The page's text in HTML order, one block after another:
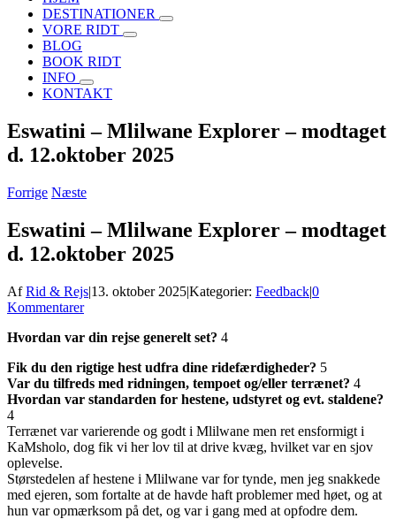
DESTINATIONER
VORE RIDT
BLOG
BOOK RIDT
INFO
KONTAKT
Eswatini – Mlilwane Explorer – modtaget
d. 12.oktober 2025
Forrige Næste
Eswatini – Mlilwane Explorer – modtaget
d. 12.oktober 2025
AfRid & Rejs|13. oktober 2025|Kategorier: Feedback|0
Kommentarer
Hvordan var din rejse generelt set? 4
Fik du den rigtige hest udfra dine ridefærdigheder? 5
Var du tilfreds med ridningen, tempoet og/eller terrænet? 4
Hvordan var standarden for hestene, udstyret og evt. staldene?
4
Terrænet var varierende og godt i Mlilwane men ret ensformigt i
KaMsholo, dog fik vi her lov til at drive kvæg, hvilket var en sjov
oplevelse.
Størstedelen af hestene i Mlilwane var for tynde, men jeg snakkede
med ejeren, som fortalte at de havde haft problemer med høet, og at
hun var opmærksom på det, og var i gang med at opfodre dem.